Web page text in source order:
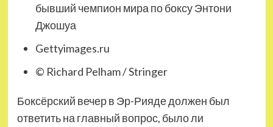
бывший чемпион мира по боксу Энтони
Джошуа
Gettyimages.ru
© Richard Pelham / Stringer
Боксёрский вечер в Эр-Рияде должен был
ответить на главный вопрос, было ли